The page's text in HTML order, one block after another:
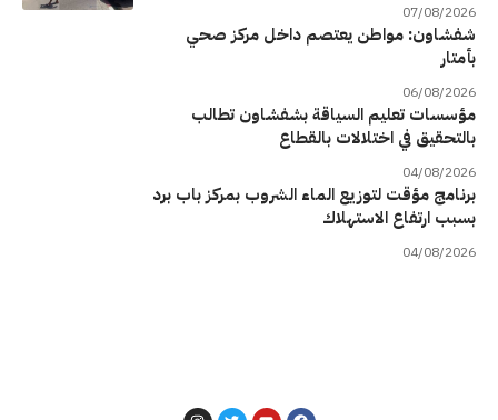
07/08/2026
شفشاون: مواطن يعتصم داخل مركز صحي
بأمتار
06/08/2026
مؤسسات تعليم السياقة بشفشاون تطالب
بالتحقيق في اختلالات بالقطاع
04/08/2026
برنامج مؤقت لتوزيع الماء الشروب بمركز باب برد
بسبب ارتفاع الاستهلاك
04/08/2026